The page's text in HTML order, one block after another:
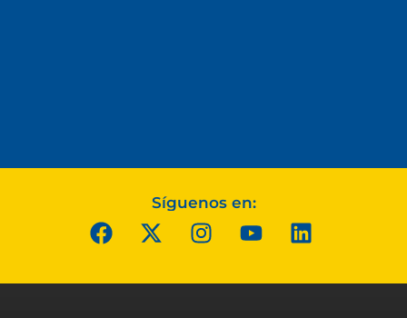
Síguenos en: